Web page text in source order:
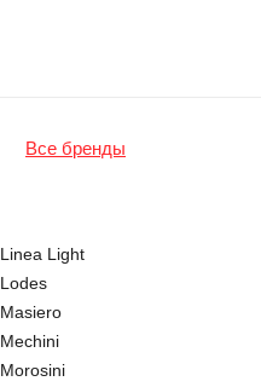
Все бренды
Linea Light
Lodes
Masiero
Mechini
Morosini